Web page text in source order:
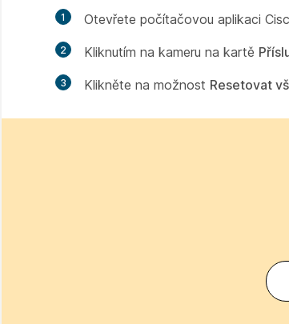
1 Otevřete počítačovou aplikaci
2 Kliknutím na kameru na kartě
3 Klikněte na možnost Resetovat